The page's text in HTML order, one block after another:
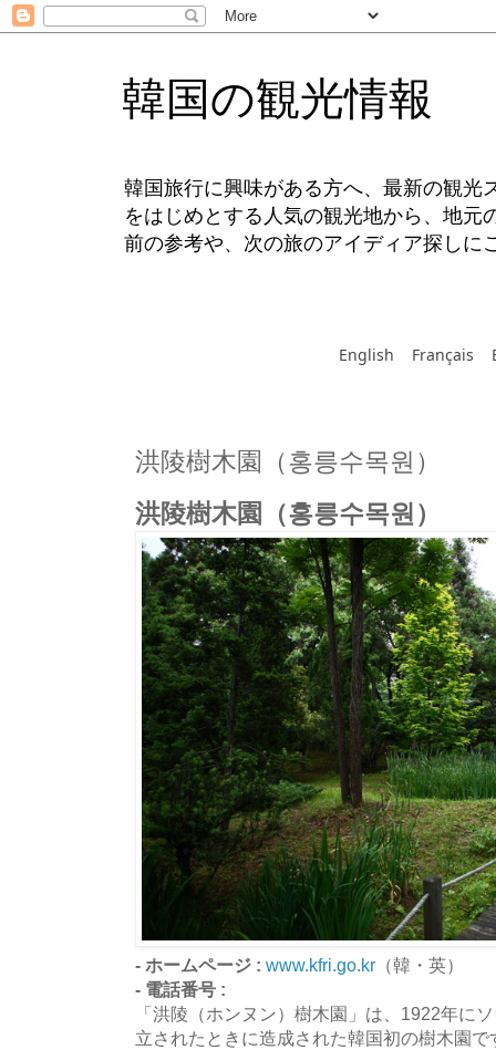
韓国の観光情報
韓国旅行に興味がある方へ、最新の観光
をはじめとする人気の観光地から、地
前の参考や、次の旅のアイディア探しに
English Français
洪陵樹木園（홍릉수목원）
洪陵樹木園（홍릉수목원）
- ホームページ : www.kfri.go.kr （韓・英）
- 電話番号 :
「洪陵（ホンヌン）樹木園」は、1922年に
立されたときに造成された韓国初の樹木園